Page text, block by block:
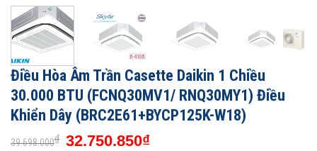
Điều Hòa Âm Trần Casette Daikin 1 Chiều
30.000 BTU (FCNQ30MV1/ RNQ30MY1) Điều
Khiển Dây (BRC2E61+BYCP125K-W18)
39.698.000₫ 32.750.850₫